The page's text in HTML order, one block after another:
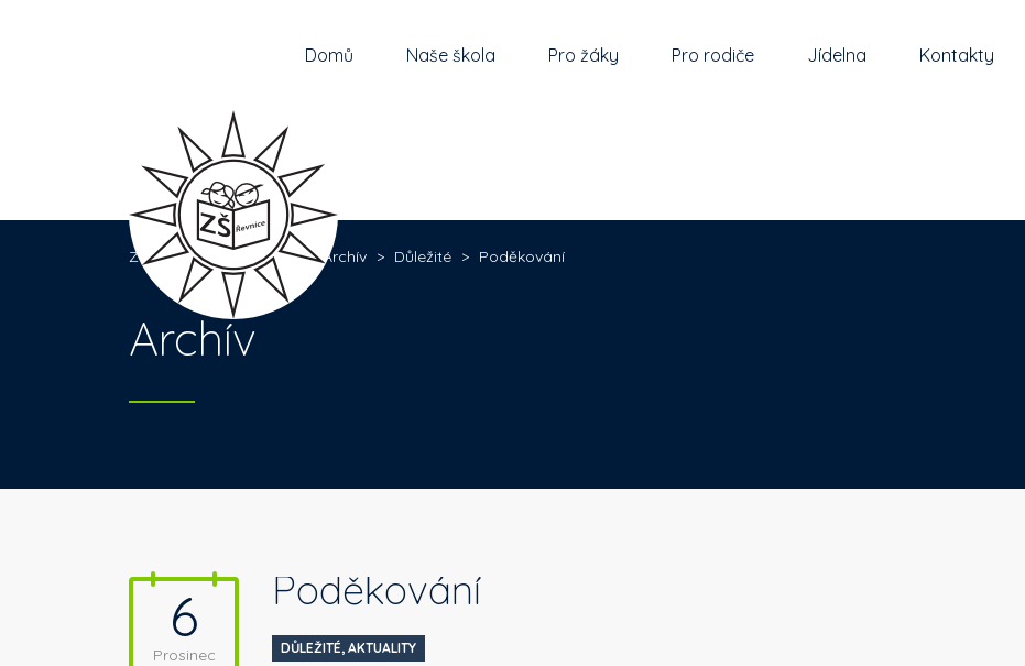
Domů Naše škola Pro žáky Pro rodiče Jídelna Kontakty
Základní škola Řevnice > Archív > Důležité > Poděkování
Archív
6
Prosinec
Poděkování
DŮLEŽITÉ, AKTUALITY